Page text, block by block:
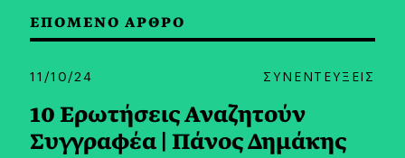
ΕΠΟΜΕΝΟ ΑΡΘΡΟ
11/10/24 ΣΥΝΕΝΤΕΥΞΕΙΣ
10 Ερωτήσεις Αναζητούν
Συγγραφέα | Πάνος Δημάκης